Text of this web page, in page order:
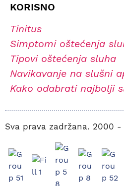
KORISNO
Tinitus
Simptomi oštećenja
Tipovi oštećenja sluha
Navikavanje na slušni
Kako odabrati najbolji
Sva prava zadržana. 2000